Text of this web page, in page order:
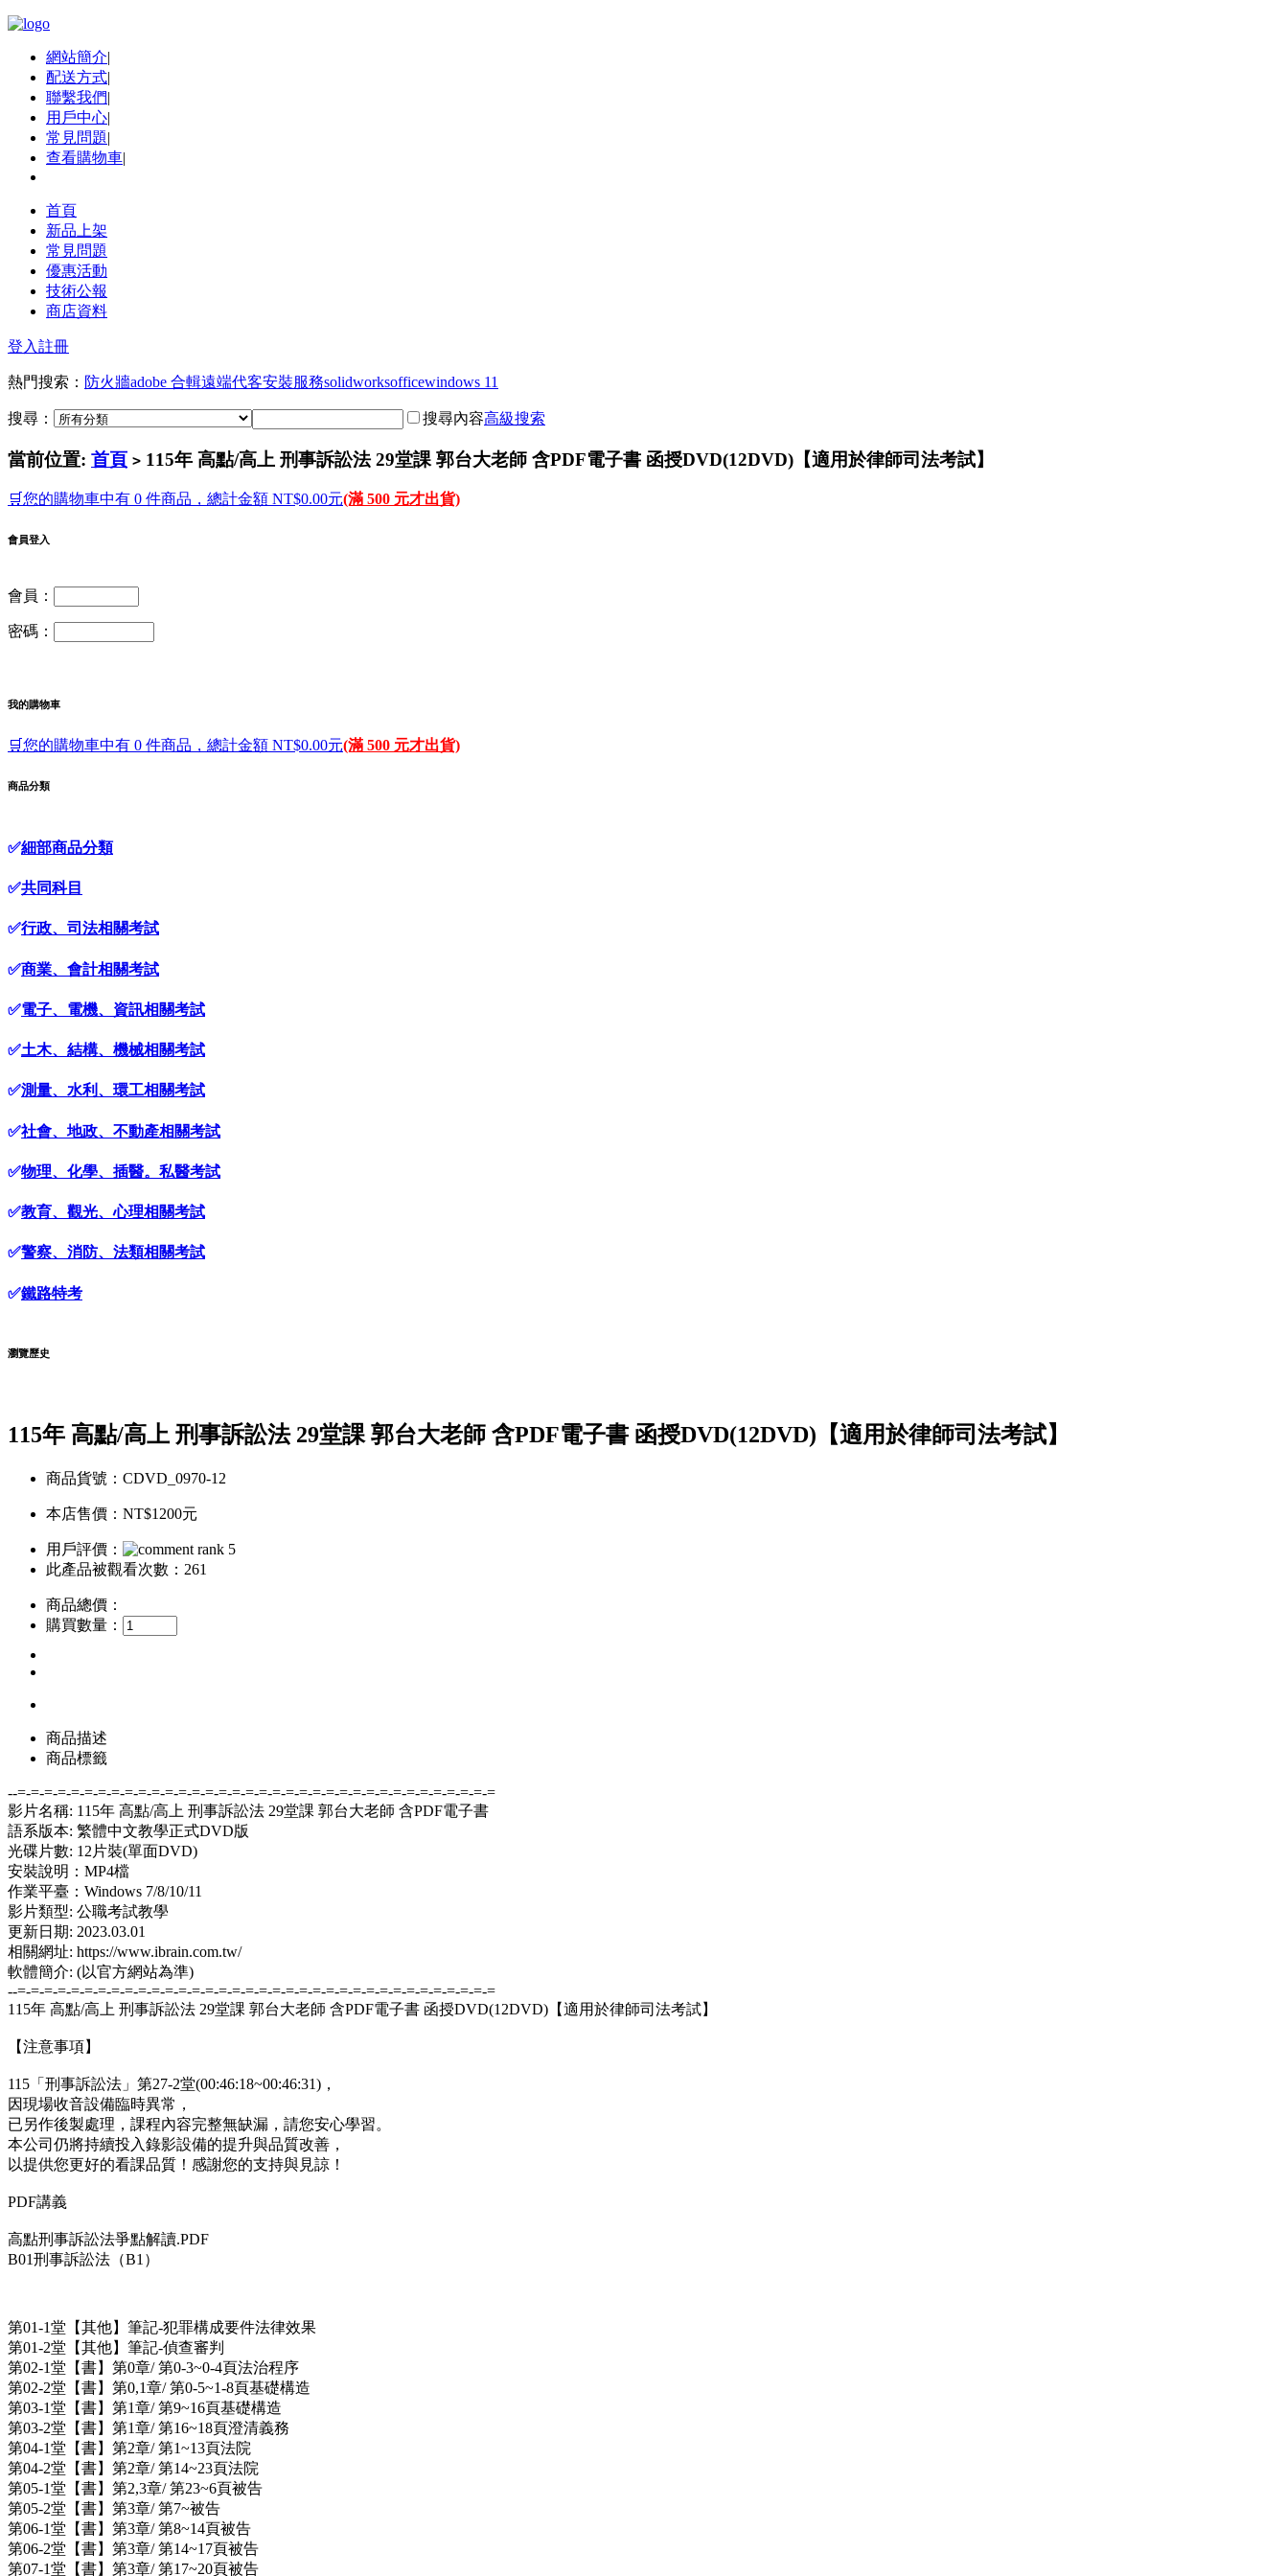
網站簡介|
配送方式|
聯繫我們|
用戶中心|
常見問題|
查看購物車|
首頁
新品上架
常見問題
優惠活動
技術公報
商店資料
登入註冊
熱門搜索： 防火牆adobe 合輯遠端代客安裝服務solidworksofficewindows 11
搜尋： 搜尋內容高級搜索
當前位置: 首頁 > 115年 高點/高上 刑事訴訟法 29堂課 郭台大老師 含PDF電子書 函授DVD(12DVD)【適用於律師司法考試】
🛒您的購物車中有 0 件商品，總計金額 NT$0.00元(滿 500 元才出貨)
會員登入
會員：
密碼：
我的購物車
🛒您的購物車中有 0 件商品，總計金額 NT$0.00元(滿 500 元才出貨)
商品分類
✅細部商品分類
✅共同科目
✅行政、司法相關考試
✅商業、會計相關考試
✅電子、電機、資訊相關考試
✅土木、結構、機械相關考試
✅測量、水利、環工相關考試
✅社會、地政、不動產相關考試
✅物理、化學、插醫。私醫考試
✅教育、觀光、心理相關考試
✅警察、消防、法類相關考試
✅鐵路特考
瀏覽歷史
115年 高點/高上 刑事訴訟法 29堂課 郭台大老師 含PDF電子書 函授DVD(12DVD)【適用於律師司法考試】
商品貨號：CDVD_0970-12
本店售價： NT$1200元
用戶評價：
此產品被觀看次數：261
商品總價：
購買數量：
商品描述
商品標籤
--=-=-=-=-=-=-=-=-=-=-=-=-=-=-=-=-=-=-=-=-=-=-=-=-=-=-=-=-=-=-=-=-=-=-=-=
影片名稱: 115年 高點/高上 刑事訴訟法 29堂課 郭台大老師 含PDF電子書
語系版本: 繁體中文教學正式DVD版
光碟片數: 12片裝(單面DVD)
安裝說明：MP4檔
作業平臺：Windows 7/8/10/11
影片類型: 公職考試教學
更新日期: 2023.03.01
相關網址: https://www.ibrain.com.tw/
軟體簡介: (以官方網站為準)
--=-=-=-=-=-=-=-=-=-=-=-=-=-=-=-=-=-=-=-=-=-=-=-=-=-=-=-=-=-=-=-=-=-=-=-=
115年 高點/高上 刑事訴訟法 29堂課 郭台大老師 含PDF電子書 函授DVD(12DVD)【適用於律師司法考試】
【注意事項】
115「刑事訴訟法」第27-2堂(00:46:18~00:46:31)，
因現場收音設備臨時異常，
已另作後製處理，課程內容完整無缺漏，請您安心學習。
本公司仍將持續投入錄影設備的提升與品質改善，
以提供您更好的看課品質！感謝您的支持與見諒！
PDF講義
高點刑事訴訟法爭點解讀.PDF
B01刑事訴訟法（B1）
第01-1堂【其他】筆記-犯罪構成要件法律效果
第01-2堂【其他】筆記-偵查審判
第02-1堂【書】第0章/ 第0-3~0-4頁法治程序
第02-2堂【書】第0,1章/ 第0-5~1-8頁基礎構造
第03-1堂【書】第1章/ 第9~16頁基礎構造
第03-2堂【書】第1章/ 第16~18頁澄清義務
第04-1堂【書】第2章/ 第1~13頁法院
第04-2堂【書】第2章/ 第14~23頁法院
第05-1堂【書】第2,3章/ 第23~6頁被告
第05-2堂【書】第3章/ 第7~被告
第06-1堂【書】第3章/ 第8~14頁被告
第06-2堂【書】第3章/ 第14~17頁被告
第07-1堂【書】第3章/ 第17~20頁被告